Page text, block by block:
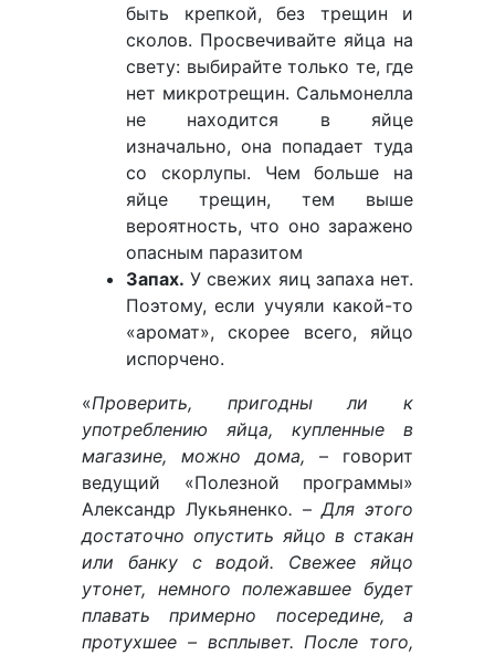
быть крепкой, без трещин и
сколов. Просвечивайте яйца на
свету: выбирайте только те, где
нет микротрещин. Сальмонелла
не находится в яйце
изначально, она попадает туда
со скорлупы. Чем больше на
яйце трещин, тем выше
вероятность, что оно заражено
опасным паразитом
Запах. У свежих яиц запаха нет.
Поэтому, если учуяли какой-то
«аромат», скорее всего, яйцо
испорчено.
«Проверить, пригодны ли к
употреблению яйца, купленные в
магазине, можно дома, – говорит
ведущий «Полезной программы»
Александр Лукьяненко. –Для этого
достаточно опустить яйцо в стакан
или банку с водой. Свежее яйцо
утонет, немного полежавшее будет
плавать примерно посередине, а
протухшее – всплывет. После того,